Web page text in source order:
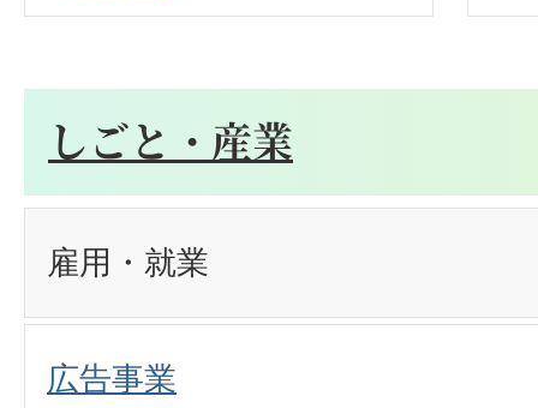
しごと・産業
雇用・就業
広告事業